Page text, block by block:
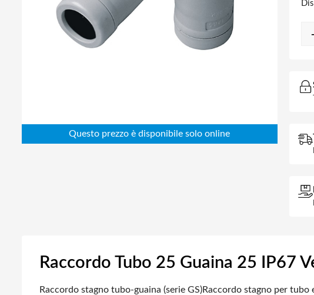
Abbigliamento da lavoro
Alimentatori
Elettronica
Edilizia
-
Raccordo Tubo 25 Guaina 25 IP67
Raccordo stagno tubo-guaina (serie GS)Raccordo stagno per